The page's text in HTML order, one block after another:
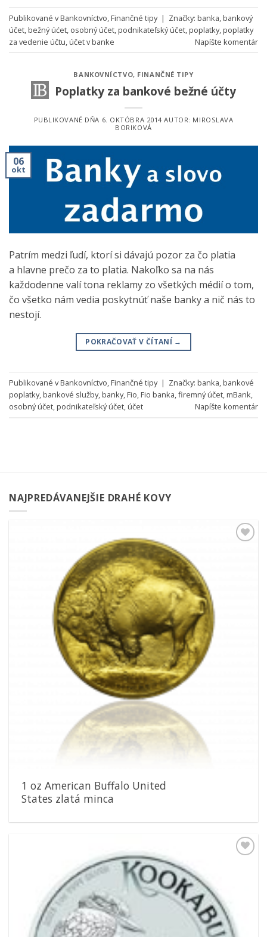
Publikované vBankovníctvo Finančné tipy | Značky: banka bankový
účet bežný úćet osobný účet podnikateľský účet poplatky, poplatky
za vedenie účtu účet v banke Napíšte komentár
BANKOVNÍCTVO, FINANČNÉ TIPY
Poplatky za bankové bežné účty
PUBLIKOVANÉ DŇA 6. OKTÓBRA 2014AUTOR: MIROSLAVA
BORIKOVÁ
06
okt
Patrím medzi ľudí, ktorí si dávajú pozor za čo platia
a hlavne prečo za to platia. Nakoľko sa na nás
každodenne valí tona reklamy zo všetkých médií o tom,
čo všetko nám vedia poskytnúť naše banky a nič nás to
nestojí.
POKRAČOVAŤ V ČÍTANÍ →
Publikované vBankovníctvo,Finančné tipy | Značky: banka,bankové
poplatky,bankové služby,banky,Fio,Fio banka,firemný účet,mBank,
osobný účet,podnikateľský účet,účet Napíšte komentár
NAJPREDÁVANEJŠIE DRAHÉ KOVY
1 oz American Buffalo United
States zlatá minca